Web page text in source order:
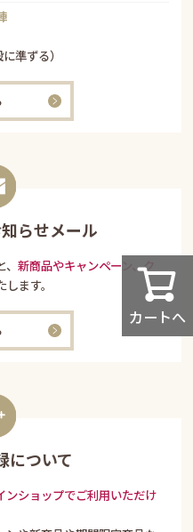
カートへ
準ずる）
らせメール
、新商品やキャンペーン、ク
ます。
について
ンショップでご利用いただけ